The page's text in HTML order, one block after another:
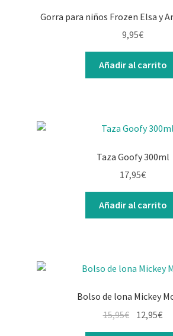
Gorra para niños Frozen Elsa y
9,95€
Añadir al carrito
Taza Goofy 300ml
17,95€
Añadir al carrito
Bolso de lona Mickey
15,95€ El
precio
12,95€El